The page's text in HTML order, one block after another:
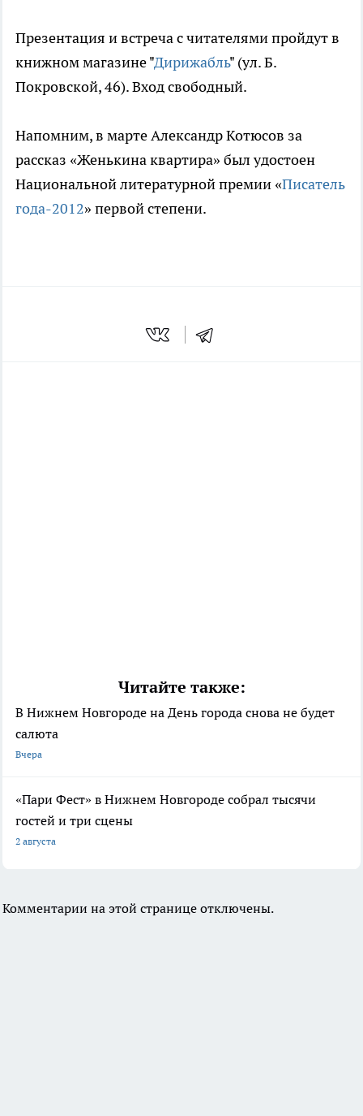
Презентация и встреча с читателями пройдут в
книжном магазине "Дирижабль" (ул. Б.
Покровской, 46). Вход свободный.
Напомним, в марте Александр Котюсов за
рассказ «Женькина квартира» был удостоен
Национальной литературной премии «Писатель
года-2012» первой степени.
Читайте также:
В Нижнем Новгороде на День города снова не будет
салюта
Вчера
«Пари Фест» в Нижнем Новгороде собрал тысячи
гостей и три сцены
2 августа
Комментарии на этой странице отключены.